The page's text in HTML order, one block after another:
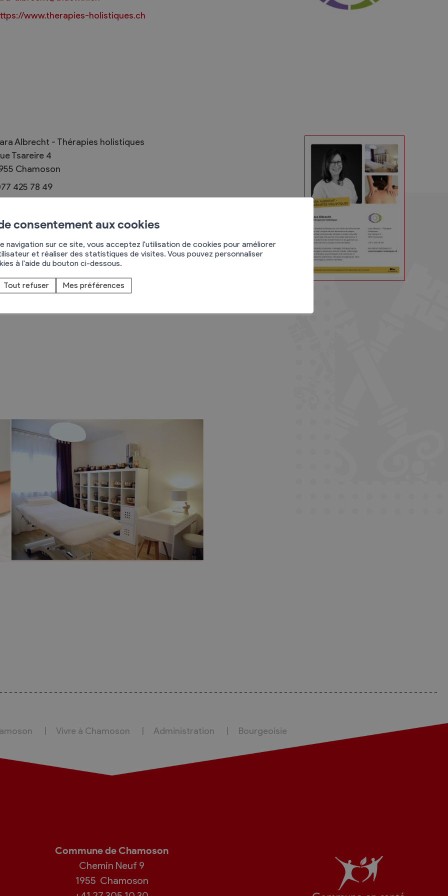
Culture et sport
www.therapies-holistiques.ch
Albrecht - Thérapies holistiques
Tsareire 4
Chamoson
425 78 49
qui tient compte de ses dimensions
culturelle et spirituelle. Elle permet
et de guérison au travers de soins
Vivre à Chamoson Administration Bourgeoisie
Commune de Chamoson
Chemin Neuf 9
1955 Chamoson
consentement aux cookies
navigation sur ce site, vous acceptez l'utilisation de cookies pour améliorer
et réaliser des statistiques de visites. Vous pouvez personnaliser
à l'aide du bouton ci-dessous.
Tout refuser Mes préférences